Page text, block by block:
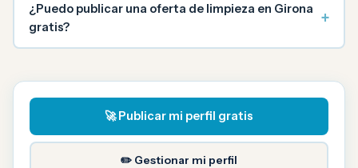
¿Puedo publicar una oferta de limpieza en Girona
gratis?
+
🚀 Publicar mi perfil gratis
✏️ Gestionar mi perfil